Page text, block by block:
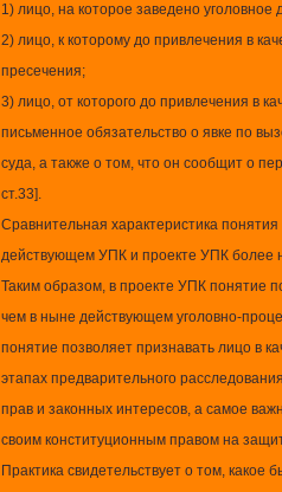
1) лицо, на которое заведено уголовное
2) лицо, к которому до привлечения в
пресечения;
3) лицо, от которого до привлечения в
письменное обязательство о явке по
суда, а также о том, что он сообщит о
ст.33].
Сравнительная характеристика
действующем УПК и проекте УПК более
Таким образом, в проекте УПК понятие
чем в ныне действующем уголовно-
понятие позволяет признавать лицо в
этапах предварительного
прав и законных интересов, а самое
своим конституционным правом на
Практика свидетельствует о том, какое